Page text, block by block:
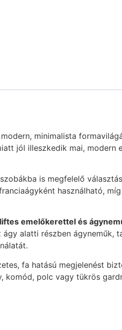
minimalista
jól illeszkedik mai, modern
is megfelelő
használható,
emelőkerettel és
alatti részben ágyneműk,
fa hatású megjelenést
polc vagy tükrös